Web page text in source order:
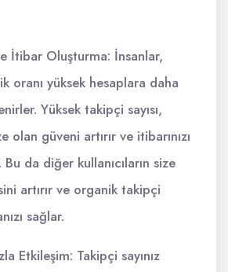
İtibar Oluşturma: İnsanlar,
oranı yüksek hesaplara daha
Yüksek takipçi sayısı,
olan güveni artırır ve itibarınızı
da diğer kullanıcıların size
artırır ve organik takipçi
sağlar.
Etkileşim: Takipçi sayınız